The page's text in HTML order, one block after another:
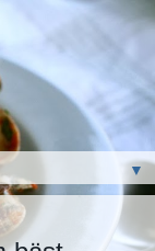
▼